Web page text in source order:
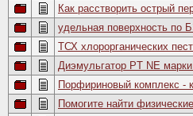
Как расстворить острый
удельная поверхность по
ТСХ хлорорганических
Диэмульгатор PT NE
Порфириновый комплекс -
Помогите найти